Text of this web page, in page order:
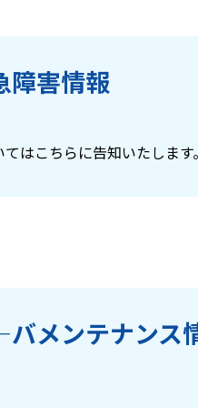
障害情報
はこちらに告知いたします
メンテナンス